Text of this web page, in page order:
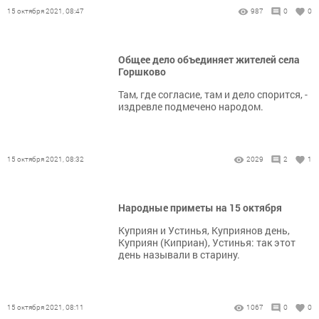
15 октября 2021, 08:47 987 0 0
Общее дело объединяет жителей села
Горшково
Там, где согласие, там и дело спорится, -
издревле подмечено народом.
15 октября 2021, 08:32 2029 2 1
Народные приметы на 15 октября
Куприян и Устинья, Куприянов день,
Куприян (Киприан), Устинья: так этот
день называли в старину.
15 октября 2021, 08:11 1067 0 0